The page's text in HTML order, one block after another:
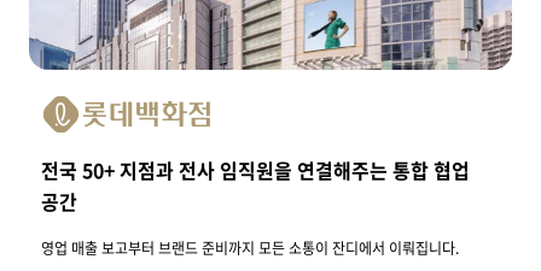
과
전
임
직
을
연
결
해
주
는
전국 50+ 지점과 전사 임직원을 연결해주는 통합 협업
공간
영업 매출 보고부터 브랜드 준비까지 모든 소통이 잔디에서 이뤄집니다.